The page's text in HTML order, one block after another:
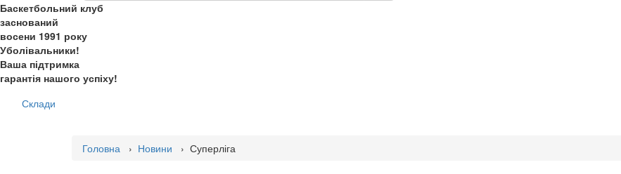
Баскетбольний клуб
заснований
восени 1991 року
Уболівальники!
Ваша підтримка
гарантія нашого успіху!
Склади
Головна › Новини › Суперліга